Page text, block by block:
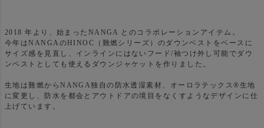
2018 年より、始まったNANGA とのコラボレーションアイテム。
今年はNANGAのHINOC（難燃シリーズ）のダウンベストをベースに
サイズ感を見直し、インラインにはないフード/袖つけ外し可能でダウ
ンベストとしても使えるダウンジャケットを作りました。
生地は難燃からNANGA独自の防水透湿素材、オーロラテックス®生地
に変更し、防水を都会とアウトドアの境目をなくすようなデザインに仕
上げています。